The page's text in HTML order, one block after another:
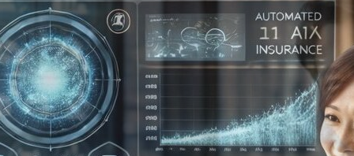
動画で理解
記念日一覧